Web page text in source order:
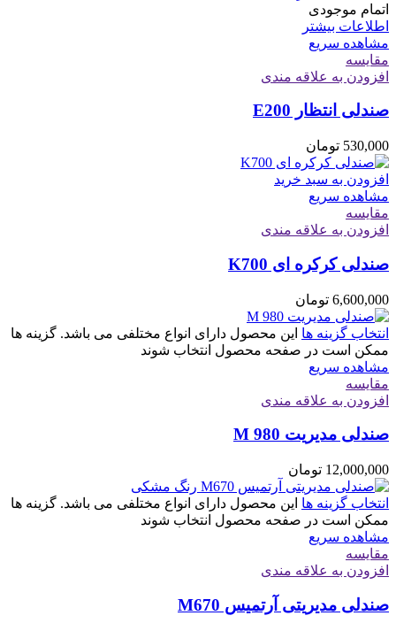
اتمام موجودی
اطلاعات بیشتر
مشاهده سریع
مقایسه
افزودن به علاقه مندی
صندلی انتظار E200
530,000 تومان
افزودن به سبد خرید
مشاهده سریع
مقایسه
افزودن به علاقه مندی
صندلی کرکره ای K700
6,600,000 تومان
انتخاب گزینه ها این محصول دارای انواع مختلفی می باشد. گزینه ها
ممکن است در صفحه محصول انتخاب شوند
مشاهده سریع
مقایسه
افزودن به علاقه مندی
صندلی مدیریت M 980
12,000,000 تومان
انتخاب گزینه ها این محصول دارای انواع مختلفی می باشد. گزینه ها
ممکن است در صفحه محصول انتخاب شوند
مشاهده سریع
مقایسه
افزودن به علاقه مندی
صندلی مدیریتی آرتمیس M670